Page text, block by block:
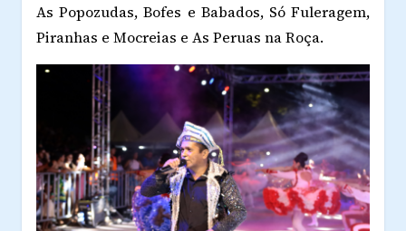
As Popozudas, Bofes e Babados, Só Fuleragem,
Piranhas e Mocreias e As Peruas na Roça.